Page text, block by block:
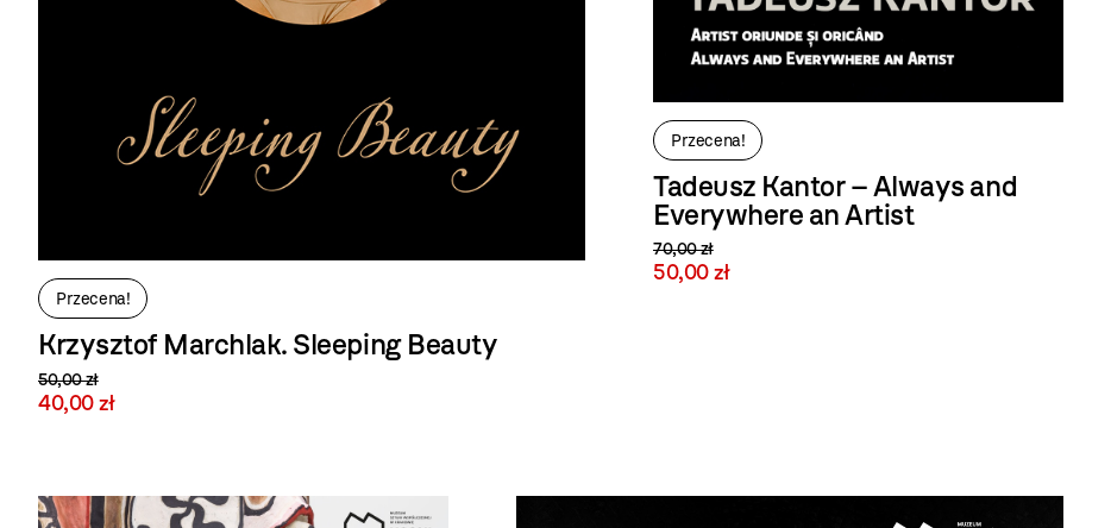
Przecena!
Krzysztof Marchlak. Sleeping Beauty
50,00 zł
40,00 zł
Przecena!
Tadeusz Kantor – Always and
Everywhere an Artist
70,00 zł
50,00 zł